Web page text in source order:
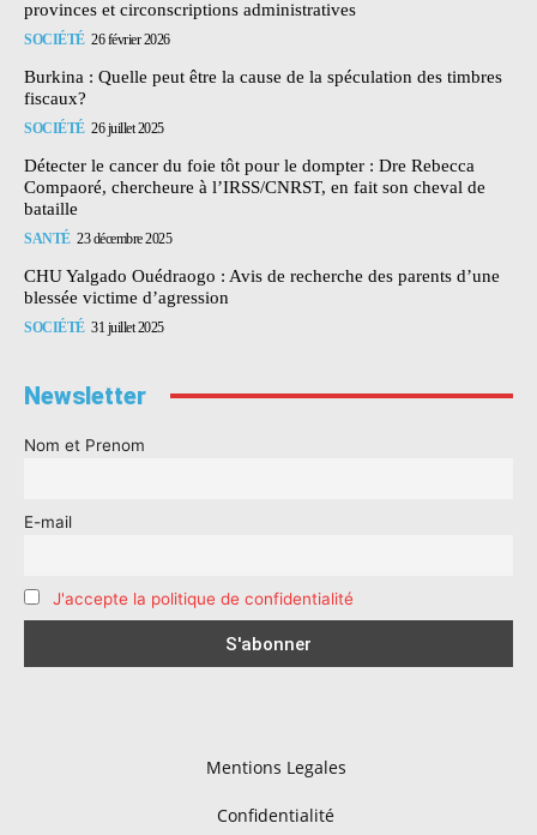
provinces et circonscriptions administratives
SOCIÉTÉ 26 février 2026
Burkina : Quelle peut être la cause de la spéculation des timbres
fiscaux?
SOCIÉTÉ 26 juillet 2025
Détecter le cancer du foie tôt pour le dompter : Dre Rebecca
Compaoré, chercheure à l’IRSS/CNRST, en fait son cheval de
bataille
SANTÉ 23 décembre 2025
CHU Yalgado Ouédraogo : Avis de recherche des parents d’une
blessée victime d’agression
SOCIÉTÉ 31 juillet 2025
Newsletter
Nom et Prenom
E-mail
J'accepte la politique de confidentialité
Mentions Legales
Confidentialité